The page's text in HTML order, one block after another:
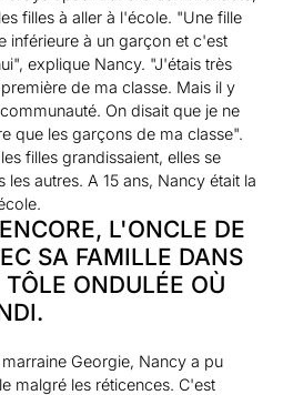
filles à aller à l'école. "Une fille
inférieure à un garçon et c'est
explique Nancy. "J'étais très
de ma classe. Mais il y
On disait que je ne
que les garçons de ma classe".
filles grandissaient, elles se
les autres. A 15 ans, Nancy était la
L'ONCLE DE
SA FAMILLE DANS
ONDULÉE OÙ
Georgie, Nancy a pu
malgré les réticences. C'est